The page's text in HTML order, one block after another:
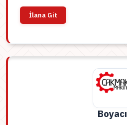
İlana Git
Boyacı